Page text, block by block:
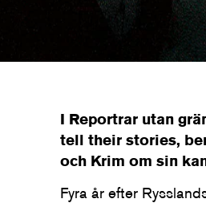
I Reportrar utan
tell their stories,
och Krim om sin
Fyra år efter